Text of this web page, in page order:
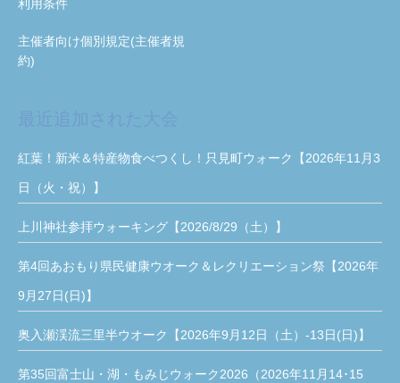
利用条件
主催者向け個別規定(主催者規
約)
紅葉！新米＆特産物食べつくし！只見町ウォーク【2026年11月3
日（火・祝）】
上川神社参拝ウォーキング【2026/8/29（土）】
第4回あおもり県民健康ウオーク＆レクリエーション祭【2026年
9月27日(日)】
奥入瀬渓流三里半ウオーク【2026年9月12日（土）-13日(日)】
第35回富士山・湖・もみじウォーク2026（2026年11月14･15